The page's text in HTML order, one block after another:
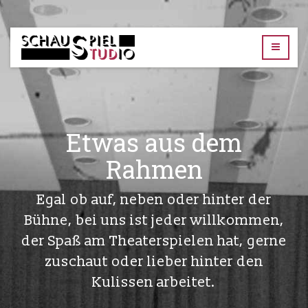
TUD-
Schauspielstudio
Etwas aus dem
Rahmen
Egal ob auf, neben oder hinter der
Bühne, bei uns ist jeder willkommen,
der Spaß am Theaterspielen hat, gerne
zuschaut oder lieber hinter den
Kulissen arbeitet.